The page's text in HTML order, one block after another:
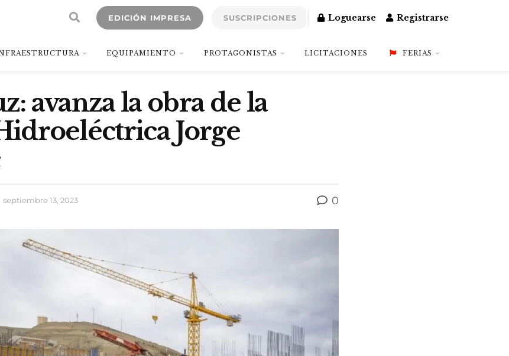
EDICIÓN IMPRESA SUSCRIPCIONES Loguearse Registrarse
EQUIPAMIENTO PROTAGONISTAS LICITACIONES FERIAS
avanza la obra de la
Jorge
septiembre 13, 2023 0